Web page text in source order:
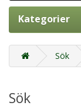
Kategorier
Sök
Sök